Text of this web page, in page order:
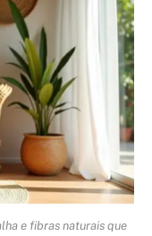
e fibras naturais que